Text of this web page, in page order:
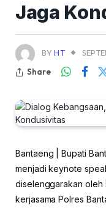
Jaga
BY HT
Share
Bantaeng | Bupati
menjadi keynote
diselenggarakan oleh
kerjasama Polres